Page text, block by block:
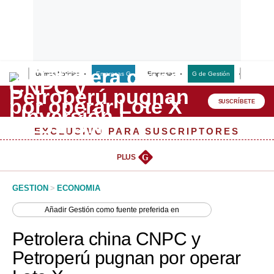
Últimas Noticias Empresas G Empresas G de Gestión
Lo último
Peru Quiosco
Management & Empleo
Perú
Política
SUSCRÍBETE
EXCLUSIVO PARA SUSCRIPTORES
PLUS G
GESTION > ECONOMIA
AñadirGestión como fuente preferida en
Petrolera china CNPC y
Petroperú pugnan por operar